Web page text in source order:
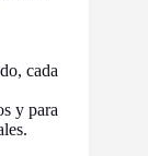
cada
y para